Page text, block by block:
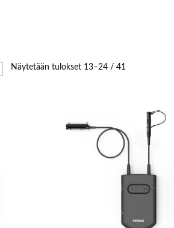
Näytetään tulokset 13–24 / 41